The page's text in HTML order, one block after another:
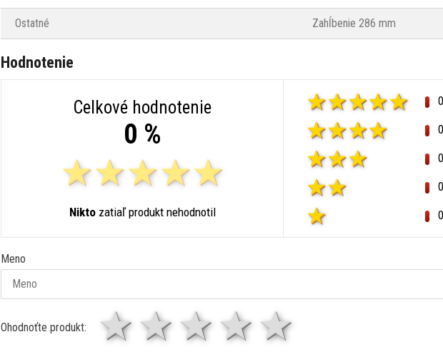
Ostatné Zahĺbenie 286 mm
Hodnotenie
Celkové hodnotenie
0 %
Niktozatiaľ produkt nehodnotil
Meno
Ohodnoťte produkt: 4 hviezdy
3 hviezdy
2 hviezdy
1 hviezda